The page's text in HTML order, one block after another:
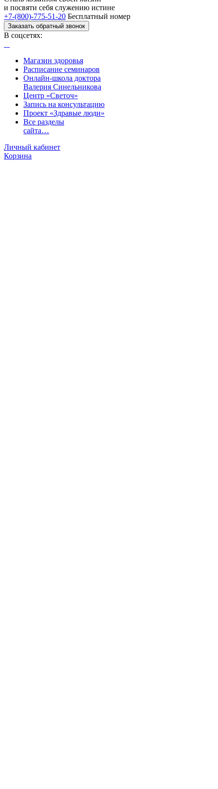
и посвяти себя служению истине
+7-(800)-775-51-20 Бесплатный номер
Заказать обратный звонок
В соцсетях:
Магазин здоровья
Расписание семинаров
Онлайн-школа доктора
Валерия Синельникова
Центр «Светоч»
Запись на консультацию
Проект «Здравые люди»
Все разделы
сайта…
Личный кабинет
Корзина